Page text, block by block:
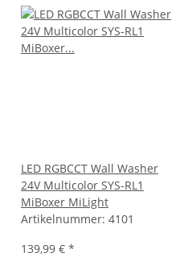
LED RGBCCT Wall Washer
24V Multicolor SYS-RL1
MiBoxer MiLight
Artikelnummer: 4101
139,99 € *